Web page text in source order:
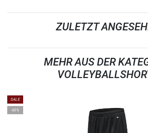
ZULETZT
MEHR AUS DER
SALE
-60%